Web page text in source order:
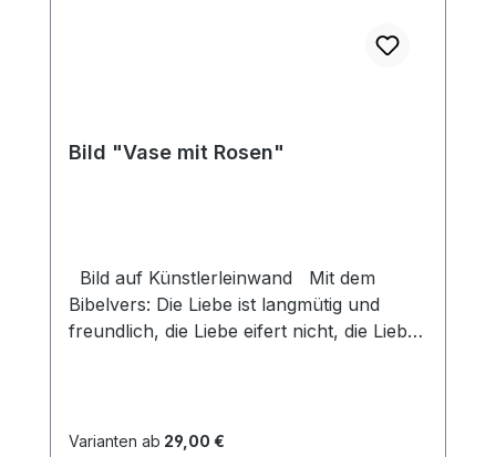
Bild "Vase mit Rosen"
Bild auf Künstlerleinwand Mit dem
Bibelvers: Die Liebe ist langmütig und
freundlich, die Liebe eifert nicht, die Liebe
120cm wird für den Versand innerhalb
Varianten ab 29,00 €